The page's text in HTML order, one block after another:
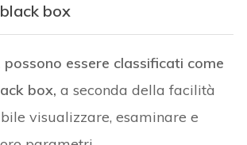
box
possono essere classificati come
box, a seconda della facilità
visualizzare, esaminare e